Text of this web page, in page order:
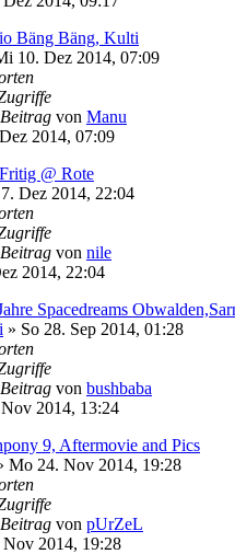
Bäng Bäng, Kulti
10. Dez 2014, 07:09
von Manu
2014, 07:09
@ Rote
Dez 2014, 22:04
von nile
2014, 22:04
Spacedreams
» So 28. Sep 2014, 01:28
von bushbaba
2014, 13:24
9, Aftermovie and Pics
Mo 24. Nov 2014, 19:28
von pUrZeL
2014, 19:28